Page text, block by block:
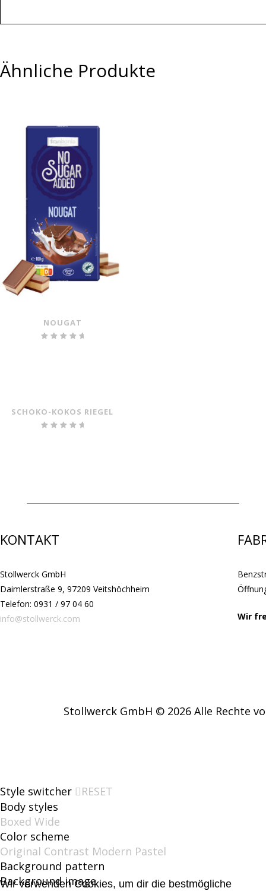
Ähnliche Produkte
NOUGAT
SCHOKO-KOKOS RIEGEL
KONTAKT
Stollwerck GmbH
Daimlerstraße 9, 97209 Veitshöchheim
Telefon: 0931 / 97 04 60
info@stollwerck.com
Wir
Stollwerck GmbH © 2026 Alle Rechte
Style switcher
RESET
Body styles
Boxed Wide
Color scheme
Original Contrast Modern Pastel
Background pattern
Background image
Wir verwenden Cookies, um dir die bestmögliche